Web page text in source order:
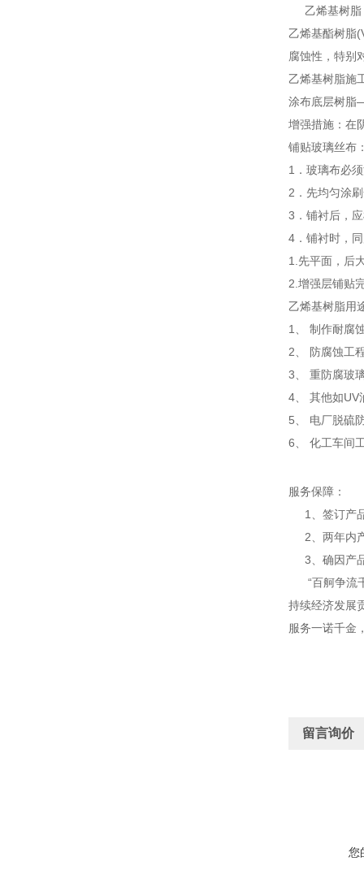
乙烯基树脂
乙烯基酯树脂
腐蚀性，特别
乙烯基树脂施
涂布底层树
增强措施：在
铺贴玻璃丝布
1．玻璃布必
2．先均匀涂
3．铺衬后，
4．铺衬时，
1.先平面，后
2.增强层铺贴
乙烯基树脂用
1、 制作耐腐
2、 防腐蚀工
3、 重防腐玻
4、 其他如UV
5、 电厂脱硫
6、 化工车间
服务保障：
1、签订产
2、两年内产
3、确因产品
“百舸争流千
持续经济发展
服务一诺千金
留言询价
您